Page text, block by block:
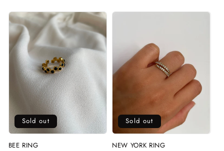
Sold out
BEE RING
Sold out
NEW YORK RING